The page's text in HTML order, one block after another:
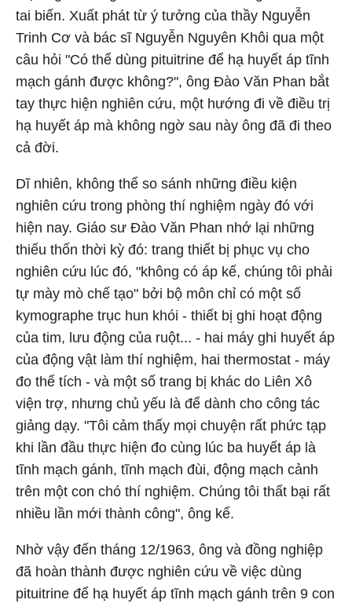
tai biến. Xuất phát từ ý tưởng của thầy Nguyễn
Trinh Cơ và bác sĩ Nguyễn Nguyên Khôi qua một
câu hỏi "Có thể dùng pituitrine để hạ huyết áp tĩnh
mạch gánh được không?", ông Đào Văn Phan bắt
tay thực hiện nghiên cứu, một hướng đi về điều trị
hạ huyết áp mà không ngờ sau này ông đã đi theo
cả đời.
Dĩ nhiên, không thể so sánh những điều kiện
nghiên cứu trong phòng thí nghiệm ngày đó với
hiện nay. Giáo sư Đào Văn Phan nhớ lại những
thiếu thốn thời kỳ đó: trang thiết bị phục vụ cho
nghiên cứu lúc đó, "không có áp kế, chúng tôi phải
tự mày mò chế tạo" bởi bộ môn chỉ có một số
kymographe trục hun khói - thiết bị ghi hoạt động
của tim, lưu động của ruột... - hai máy ghi huyết áp
của động vật làm thí nghiệm, hai thermostat - máy
đo thể tích - và một số trang bị khác do Liên Xô
viện trợ, nhưng chủ yếu là để dành cho công tác
giảng dạy. "Tôi cảm thấy mọi chuyện rất phức tạp
khi lần đầu thực hiện đo cùng lúc ba huyết áp là
tĩnh mạch gánh, tĩnh mạch đùi, động mạch cảnh
trên một con chó thí nghiệm. Chúng tôi thất bại rất
nhiều lần mới thành công", ông kể.
Nhờ vậy đến tháng 12/1963, ông và đồng nghiệp
đã hoàn thành được nghiên cứu về việc dùng
pituitrine để hạ huyết áp tĩnh mạch gánh trên 9 con